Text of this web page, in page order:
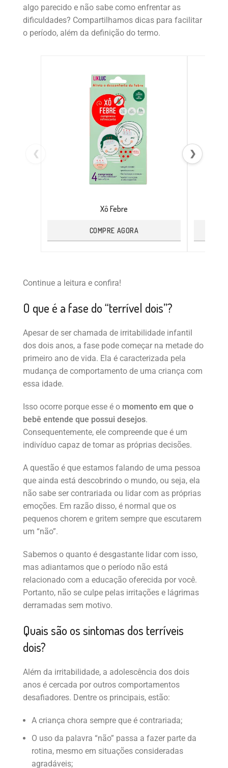
algo parecido e não sabe como enfrentar as
dificuldades? Compartilhamos dicas para facilitar
o período, além da definição do termo.
❮
Xô Febre
COMPRE AGORA
❯
Continue a leitura e confira!
O que é a fase do “terrível dois”?
Apesar de ser chamada de irritabilidade infantil
dos dois anos, a fase pode começar na metade do
primeiro ano de vida. Ela é caracterizada pela
mudança de comportamento de uma criança com
essa idade.
Isso ocorre porque esse é o momento em que o
bebê entende que possui desejos.
Consequentemente, ele compreende que é um
indivíduo capaz de tomar as próprias decisões.
A questão é que estamos falando de uma pessoa
que ainda está descobrindo o mundo, ou seja, ela
não sabe ser contrariada ou lidar com as próprias
emoções. Em razão disso, é normal que os
pequenos chorem e gritem sempre que escutarem
um “não”.
Sabemos o quanto é desgastante lidar com isso,
mas adiantamos que o período não está
relacionado com a educação oferecida por você.
Portanto, não se culpe pelas irritações e lágrimas
derramadas sem motivo.
Quais são os sintomas dos terríveis
dois?
Além da irritabilidade, a adolescência dos dois
anos é cercada por outros comportamentos
desafiadores. Dentre os principais, estão:
A criança chora sempre que é contrariada;
O uso da palavra “não” passa a fazer parte da
rotina, mesmo em situações consideradas
agradáveis;